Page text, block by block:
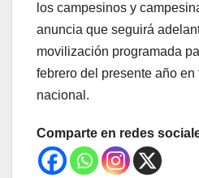
los campesinos y
anuncia que seguirá
movilización programada
febrero del presente año en
nacional.
Comparte en redes